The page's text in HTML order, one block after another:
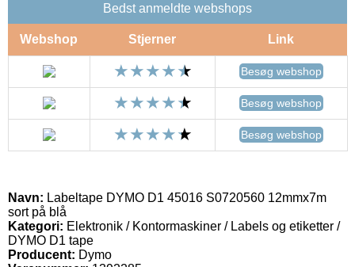
Bedst anmeldte webshops
Webshop Stjerner Link
Besøg webshop
Besøg webshop
Besøg webshop
Navn: Labeltape DYMO D1 45016 S0720560 12mmx7m
sort på blå
Kategori: Elektronik / Kontormaskiner / Labels og etiketter /
DYMO D1 tape
Producent: Dymo